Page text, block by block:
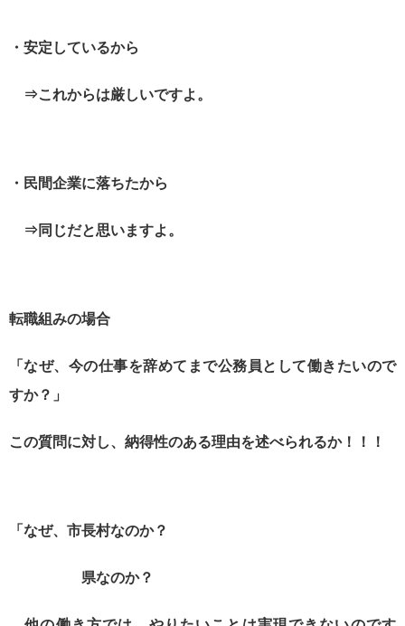
・安定しているから
⇒これからは厳しいですよ。
・民間企業に落ちたから
⇒同じだと思いますよ。
転職組みの場合
「なぜ、今の仕事を辞めてまで公務員として働きたいので
すか？」
この質問に対し、納得性のある理由を述べられるか！！！
「なぜ、市長村なのか？
県なのか？